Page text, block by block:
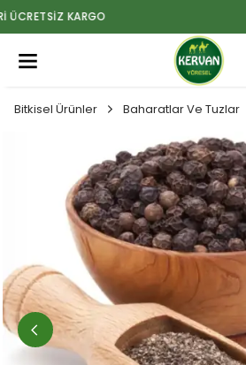
2000₺ VE ÜZERİ
Bitkisel Ürünler Baharatlar Ve Tuzlar